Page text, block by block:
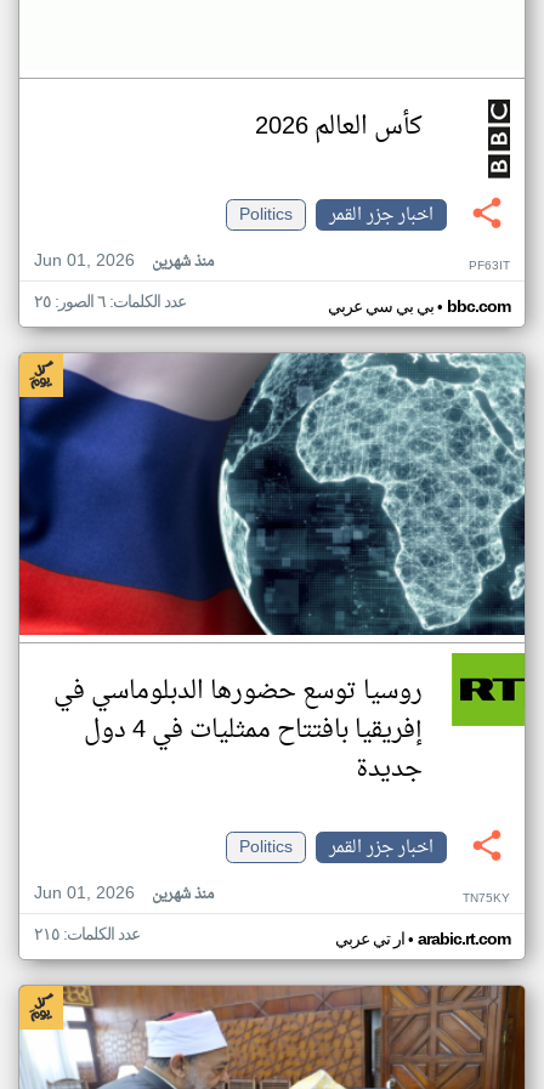
كأس العالم 2026
اخبار جزر القمر
Politics
Jun 01, 2026
منذ شهرين PF63IT
بي بي سي عربي• bbc.com عدد الكلمات: ٦ الصور: ٢٥
روسيا توسع حضورها الدبلوماسي في
إفريقيا بافتتاح ممثليات في 4 دول
جديدة
اخبار جزر القمر
Politics
Jun 01, 2026
منذ شهرين TN75KY
ار تي عربي• arabic.rt.com عدد الكلمات: ٢١٥